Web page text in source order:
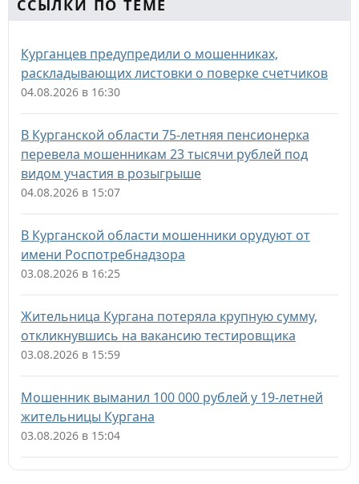
ССЫЛКИ ПО ТЕМЕ
Курганцев предупредили о мошенниках,
раскладывающих листовки о поверке счетчиков
04.08.2026 в 16:30
В Курганской области 75-летняя пенсионерка
перевела мошенникам 23 тысячи рублей под
видом участия в розыгрыше
04.08.2026 в 15:07
В Курганской области мошенники орудуют от
имени Роспотребнадзора
03.08.2026 в 16:25
Жительница Кургана потеряла крупную сумму,
откликнувшись на вакансию тестировщика
03.08.2026 в 15:59
Мошенник выманил 100 000 рублей у 19-летней
жительницы Кургана
03.08.2026 в 15:04